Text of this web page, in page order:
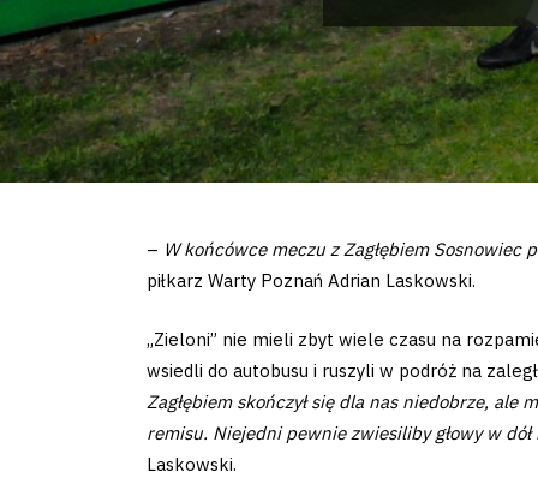
– W końcówce meczu z Zagłębiem
piłkarz Warty Poznań Adrian Laskowski.
„Zieloni” nie mieli zbyt wiele czasu na
wsiedli do autobusu i ruszyli w podróż na
Zagłębiem skończył się dla nas niedobrze,
remisu. Niejedni pewnie zwiesiliby głowy w
Laskowski.